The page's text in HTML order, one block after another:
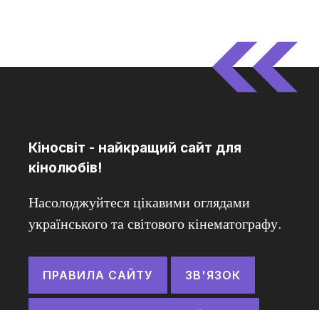
Кіносвіт - найкращий сайт для
кінолюбів!
Насолоджуйтеся цікавими оглядами
українського та світового кінематографу.
ПРАВИЛА САЙТУ ЗВ'ЯЗОК